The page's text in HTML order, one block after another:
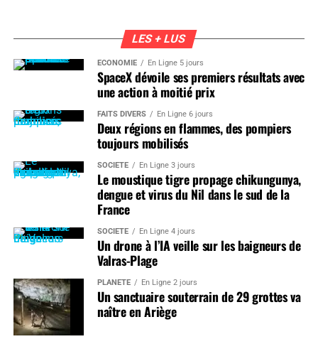
LES + LUS
ÉCONOMIE En Ligne 5 jours
SpaceX dévoile ses premiers résultats avec
une action à moitié prix
FAITS DIVERS En Ligne 6 jours
Deux régions en flammes, des pompiers
toujours mobilisés
SOCIÉTÉ En Ligne 3 jours
Le moustique tigre propage chikungunya,
dengue et virus du Nil dans le sud de la
France
SOCIÉTÉ En Ligne 4 jours
Un drone à l’IA veille sur les baigneurs de
Valras-Plage
PLANÈTE En Ligne 2 jours
Un sanctuaire souterrain de 29 grottes va
naître en Ariège